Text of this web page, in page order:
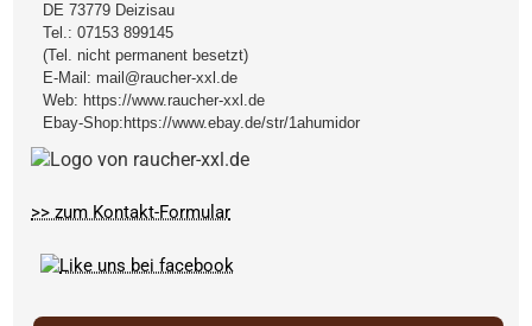
DE 73779 Deizisau
Tel.:07153 899145
(Tel. nicht permanent besetzt)
E-Mail: mail@raucher-xxl.de
Web: https://www.raucher-xxl.de
Ebay-Shop: https://www.ebay.de/str/1ahumidor
>> zum Kontakt-Formular